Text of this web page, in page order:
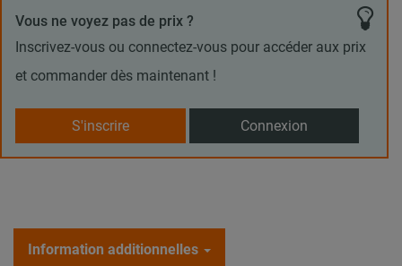
Vous ne voyez pas de prix ?
Inscrivez-vous ou connectez-vous pour accéder aux prix
et commander dès maintenant !
S'inscrire Connexion
Information additionnelles